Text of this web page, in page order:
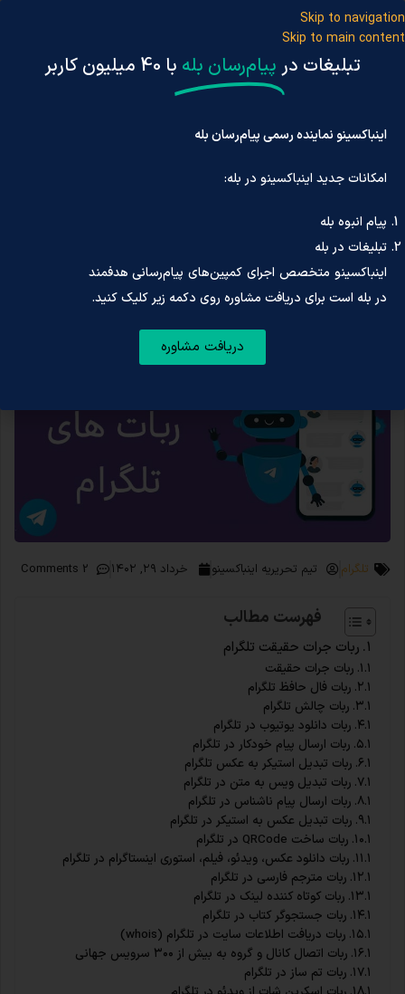
Skip to navigation
Skip to main content
اینباکسینو
»تلگرام
بهترین ربات های تلگرام
تلگرام تیم تحریریه اینباکسینو خرداد ۲۹, ۱۴۰۲ 2 Comments
فهرست مطالب
ربات جرات حقیقت تلگرام
ربات جرات حقیقت
ربات فال حافظ تلگرام
ربات چالش تلگرام
ربات دانلود یوتیوب در تلگرام
ربات ارسال پیام خودکار در تلگرام
ربات تبدیل استیکر به عکس تلگرام
ربات تبدیل ویس به متن در تلگرام
ربات ارسال پیام ناشناس در تلگرام
ربات تبدیل عکس به استیکر در تلگرام
ربات ساخت QRCode در تلگرام
ربات دانلود عکس، ویدئو، فیلم، استوری اینستاگرام در تلگرام
ربات مترجم فارسی در تلگرام
ربات کوتاه کننده لینک در تلگرام
ربات جستجوگر کتاب در تلگرام
ربات دریافت اطلاعات سایت در تلگرام (whois)
ربات اتصال کانال و گروه به بیش از ۳۰۰ سرویس جهانی
ربات تم ساز در تلگرام
تبلیغات در پیام‌رسان بله با 40 میلیون کاربر
اینباکسینو نماینده رسمی پیام‌رسان بله
امکانات جدید اینباکسینو در بله:
پیام انبوه بله
تبلیغات در بله
اینباکسینو متخصص اجرای کمپین‌های پیام‌رسانی هدفمند
در بله است برای دریافت مشاوره روی دکمه زیر کلیک کنید.
دریافت مشاوره